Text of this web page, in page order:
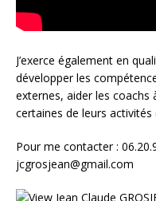
J’exerce également en
développer les
externes, aider les coachs
certaines de leurs activités
Pour me contacter :
jcgrosjean@gmail.com